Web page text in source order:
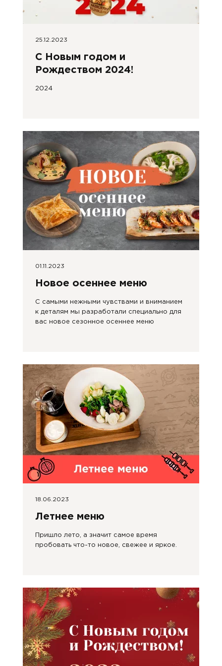
25.12.2023
С Новым годом и
Рождеством 2024!
2024
01.11.2023
Новое осеннее меню
С самыми нежными чувствами и вниманием
к деталям мы разработали специально для
вас новое сезонное осеннее меню
18.06.2023
Летнее меню
Пришло лето, а значит самое время
пробовать что-то новое, свежее и яркое.